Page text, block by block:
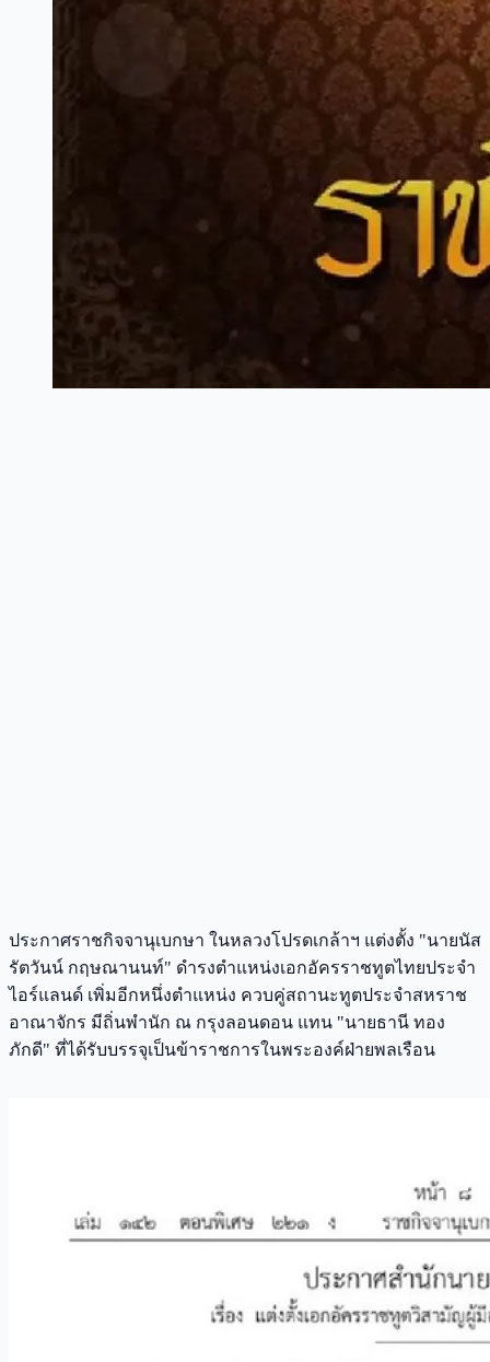
ประกาศราชกิจจานุเบกษา ในหลวงโปรดเกล้าฯ แต่งตั้ง "นายนัส
รัตวันน์ กฤษณานนท์" ดำรงตำแหน่งเอกอัครราชทูตไทยประจำ
ไอร์แลนด์ เพิ่มอีกหนึ่งตำแหน่ง ควบคู่สถานะทูตประจำสหราช
อาณาจักร มีถิ่นพำนัก ณ กรุงลอนดอน แทน "นายธานี ทอง
ภักดี" ที่ได้รับบรรจุเป็นข้าราชการในพระองค์ฝ่ายพลเรือน